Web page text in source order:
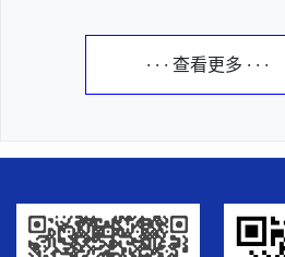
· · · 查看更多 · · ·